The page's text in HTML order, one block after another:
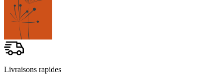
Livraisons rapides